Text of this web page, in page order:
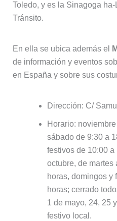
Toledo, y es la Sinagoga
Tránsito.
En ella se ubica además el
de información y eventos
en España y sobre sus
Dirección: C/
Horario:
sábado de 9:30 a
festivos de 10:00 a
octubre, de martes
horas, domingos y
horas; cerrado
1 de mayo, 24, 25
festivo local.